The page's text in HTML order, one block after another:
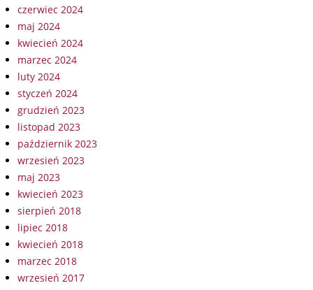
czerwiec 2024
maj 2024
kwiecień 2024
marzec 2024
luty 2024
styczeń 2024
grudzień 2023
listopad 2023
październik 2023
wrzesień 2023
maj 2023
kwiecień 2023
sierpień 2018
lipiec 2018
kwiecień 2018
marzec 2018
wrzesień 2017